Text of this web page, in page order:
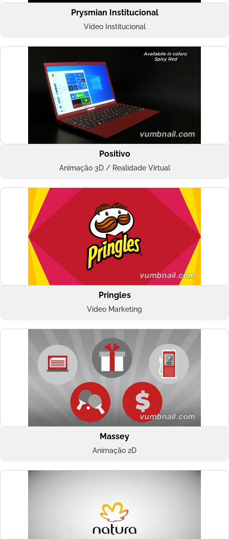
Prysmian Institucional
Vídeo Institucional
Positivo
Animação 3D / Realidade Virtual
Pringles
Vídeo Marketing
Massey
Animação 2D